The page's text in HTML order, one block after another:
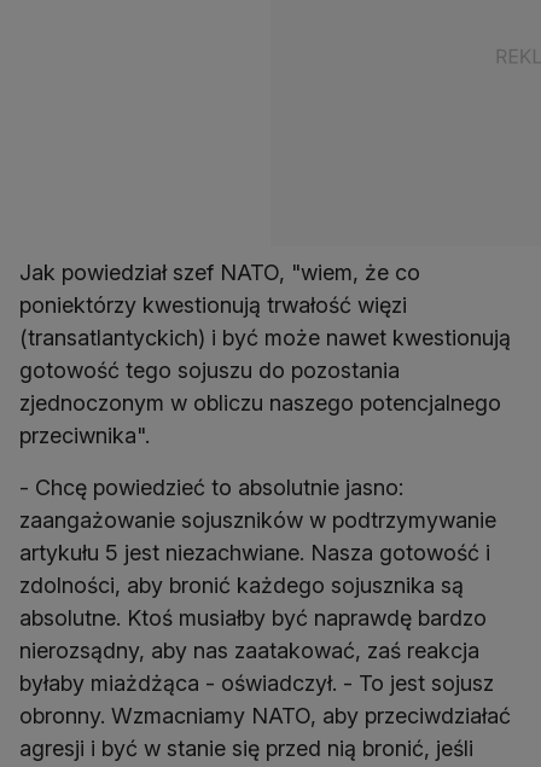
Jak powiedział szef NATO, "wiem, że co
poniektórzy kwestionują trwałość więzi
(transatlantyckich) i być może nawet kwestionują
gotowość tego sojuszu do pozostania
zjednoczonym w obliczu naszego potencjalnego
przeciwnika".
- Chcę powiedzieć to absolutnie jasno:
zaangażowanie sojuszników w podtrzymywanie
artykułu 5 jest niezachwiane. Nasza gotowość i
zdolności, aby bronić każdego sojusznika są
absolutne. Ktoś musiałby być naprawdę bardzo
nierozsądny, aby nas zaatakować, zaś reakcja
byłaby miażdżąca - oświadczył. - To jest sojusz
obronny. Wzmacniamy NATO, aby przeciwdziałać
agresji i być w stanie się przed nią bronić, jeśli